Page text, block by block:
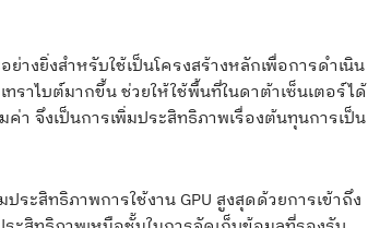
งยิ่งสำหรับใช้เป็นโครงสร้างหลักเพื่อการดำเนิน
ราไบต์มากขึ้น ช่วยให้ใช้พื้นที่ในดาต้าเซ็นเตอร์ได้
า จึงเป็นการเพิ่มประสิทธิภาพเรื่องต้นทุนการเป็น
ระสิทธิภาพการใช้งาน GPU สูงสุดด้วยการเข้าถึง